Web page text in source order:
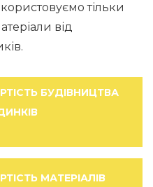
тільки
від
БУДІВНИЦТВА
МАТЕРІАЛІВ